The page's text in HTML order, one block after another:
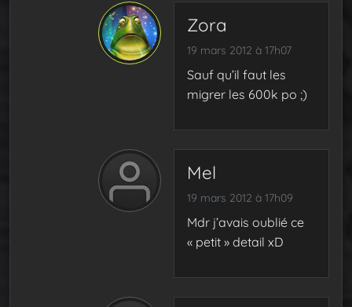
Zora
19 mars 2012 à 17h07
Sauf qu’il faut les
migrer les 600k po ;)
Mel
19 mars 2012 à 17h09
Mdr j’avais oublié ce
« petit » detail xD